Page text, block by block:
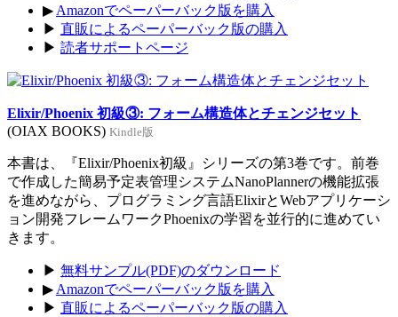
▶ Amazonでペーパーバック版を購入
▶ 直販によるペーパーバック版の購入
▶ 読者サポートページ
Elixir/Phoenix 初級③: フォーム構造体とチェンジセット
(OIAX BOOKS) Kindle版
本書は、『Elixir/Phoenix初級』シリーズの第3巻です。前巻
で作成した簡易予定表管理システムNanoPlannerの機能拡張
を進めながら、プログラミング言語ElixirとWebアプリケーシ
ョン開発フレームワークPhoenixの学習を並行的に進めてい
きます。
▶ 無料サンプル(PDF)のダウンロード
▶ Amazonでペーパーバック版を購入
▶ 直販によるペーパーバック版の購入